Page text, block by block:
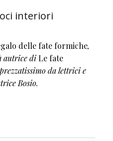
interiori
delle fate formiche,
autrice diLe fate
da lettrici e
Bosio.